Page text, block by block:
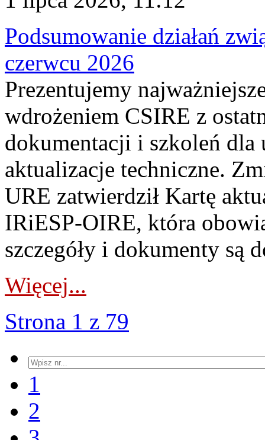
Podsumowanie działań
czerwcu 2026
Prezentujemy
wdrożeniem CSIRE z
dokumentacji i szkoleń
aktualizacje techniczne.
URE zatwierdził Kartę
IRiESP‑OIRE, która
szczegóły i dokumenty są
Więcej...
Strona 1 z 79
1
2